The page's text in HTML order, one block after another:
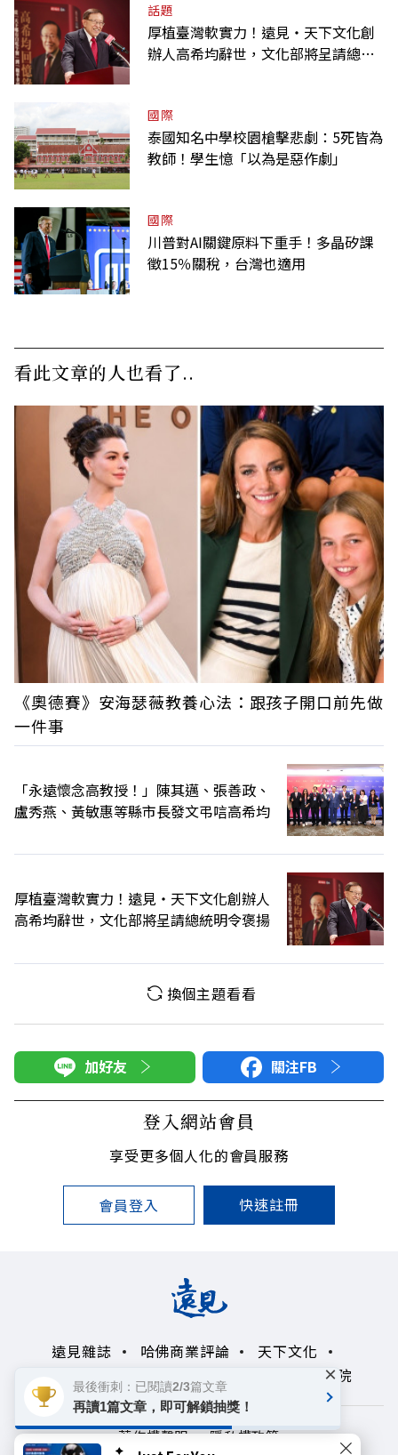
話題
厚植臺灣軟實力！遠見‧天下文化創
辦人高希均辭世，文化部將呈請總統
國際
泰國知名中學校園槍擊悲劇：5死皆為
教師！學生憶「以為是惡作劇」
國際
川普對AI關鍵原料下重手！多晶矽課
徵15％關稅，台灣也適用
看此文章的人也看了..
《奧德賽》安海瑟薇教養心法：跟孩子開口前先做
一件事
「永遠懷念高教授！」陳其邁、張善政、
盧秀燕、黃敏惠等縣市長發文弔唁高希均
厚植臺灣軟實力！遠見‧天下文化創辦人
高希均辭世，文化部將呈請總統明令褒揚
換個主題看看
加好友 關注FB
登入網站會員
享受更多個人化的會員服務
會員登入 快速註冊
遠見雜誌 哈佛商業評論
天下文化
未來親子學習平台
50+ 領導影響力學院
著作權聲明 隱私權政策
最後衝刺：已閱讀2/3篇文章
再讀1篇文章，即可解鎖抽獎！
×